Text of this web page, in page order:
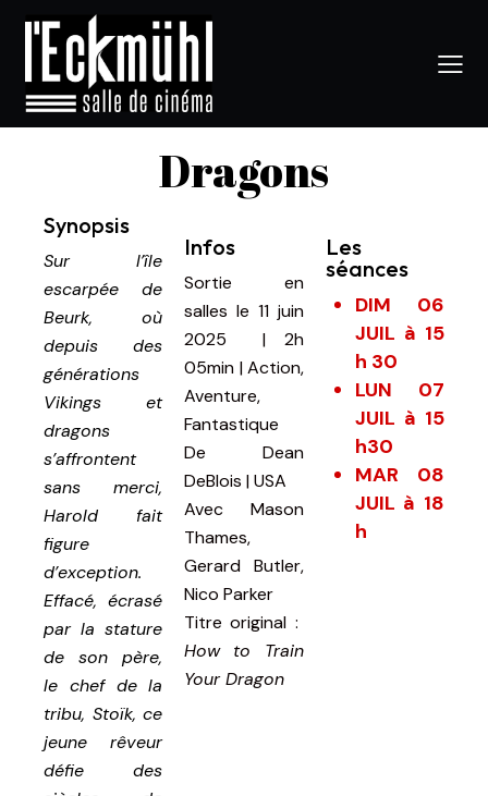
Dragons
Synopsis
Sur l’île
escarpée de
Beurk, où
depuis des
générations
Vikings et
dragons
s’affrontent
sans merci,
Harold fait
figure
d’exception.
Effacé, écrasé
par la stature
de son père,
le chef de la
tribu, Stoïk, ce
jeune rêveur
défie des
Infos
Sortie en
salles le 11 juin
2025
| 2h
05min |Action,
Aventure,
Fantastique
De Dean
DeBlois | USA
Avec Mason
Thames,
Gerard Butler,
Nico Parker
Titre original :
How to Train
Your Dragon
Les
séances
DIM 06
JUIL à 15
h 30
LUN 07
JUIL à 15
h30
MAR 08
JUIL à 18
h